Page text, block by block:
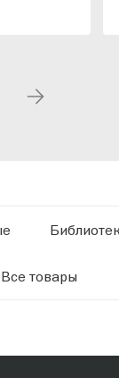
Все товары